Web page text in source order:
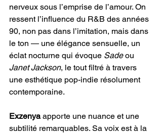
nerveux sous l’emprise de l’amour. On
ressent l’influence du R&B des années
90, non pas dans l’imitation, mais dans
le ton — une élégance sensuelle, un
éclat nocturne qui évoque Sade ou
Janet Jackson, le tout filtré à travers
une esthétique pop-indie résolument
contemporaine.
Exzenya apporte une nuance et une
subtilité remarquables. Sa voix est à la